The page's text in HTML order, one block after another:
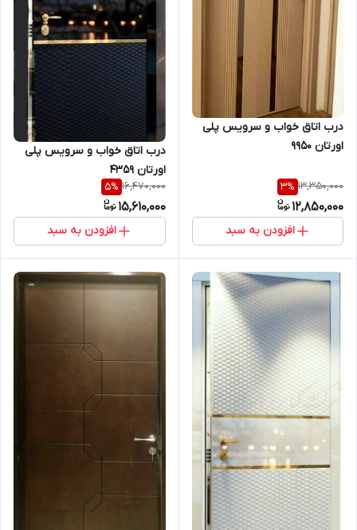
درب اتاق خواب و سرویس پلی
اورتان 9950
13,350,000
3%
12,850,000
افزودن به سبد
درب اتاق خواب و سرویس پلی
اورتان 4359
16,470,000
5%
15,610,000
افزودن به سبد